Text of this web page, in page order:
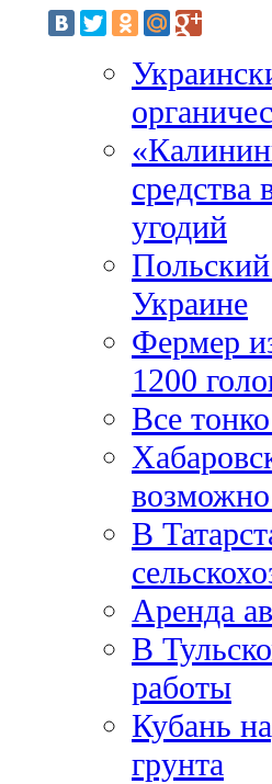
средства
угодий
Польский
Украине
Фермер
1200
Все
В
Аренда
В
работы
Кубань
грунта